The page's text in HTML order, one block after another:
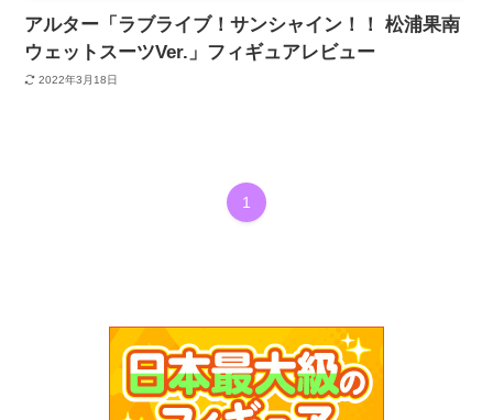
アルター「ラブライブ！サンシャイン！！ 松浦果南
ウェットスーツVer.」フィギュアレビュー
2022年3月18日
1